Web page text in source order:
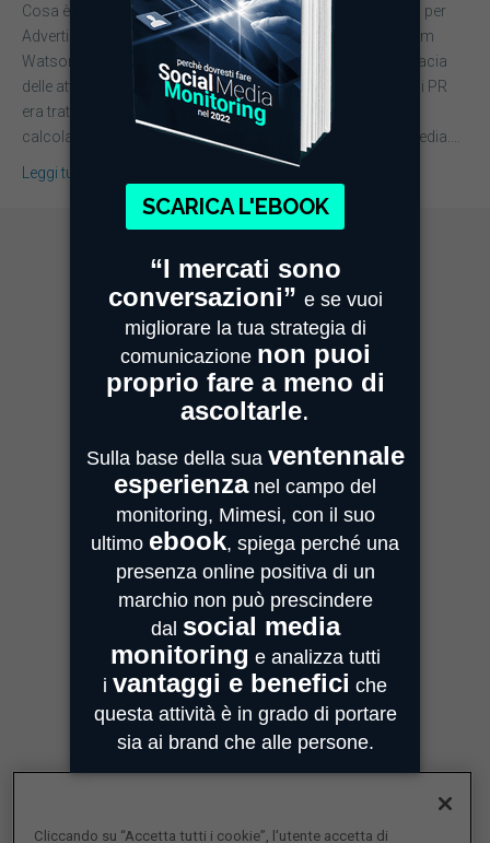
Cosa è il Valore Pubblicitario Equivalente? L’AVE, acronimo per
Advertising Value Equivalency, nasce da un’intuizione di Tom
Watson negli anni Quaranta. E’ un valore che misura l’efficacia
delle attività di pubbliche relazioni (PR). Infatti ogni azione di PR
era trattata come se fosse un contenuto pubblicitario,
calcolando come suo “valore” la presenza ottenuta sui media.…
Leggi tutto
MIMESI MILANO
Sede Legale e Commerciale
Centro Direzionale Milanofiori
Strada 4, Palazzo A - Scala 2
20059 Assago
Strada Quarta, 6/1D
43100 Parma
MIMESI FORLÌ
Sede divisione Audio Video
Via Guido Bonali, 14
47121 Forlì
ASSISTENZA
customercare@mimesi.com
Tel. 0521 463811
Cliccando su “Accetta tutti i cookie”, l'utente accetta di